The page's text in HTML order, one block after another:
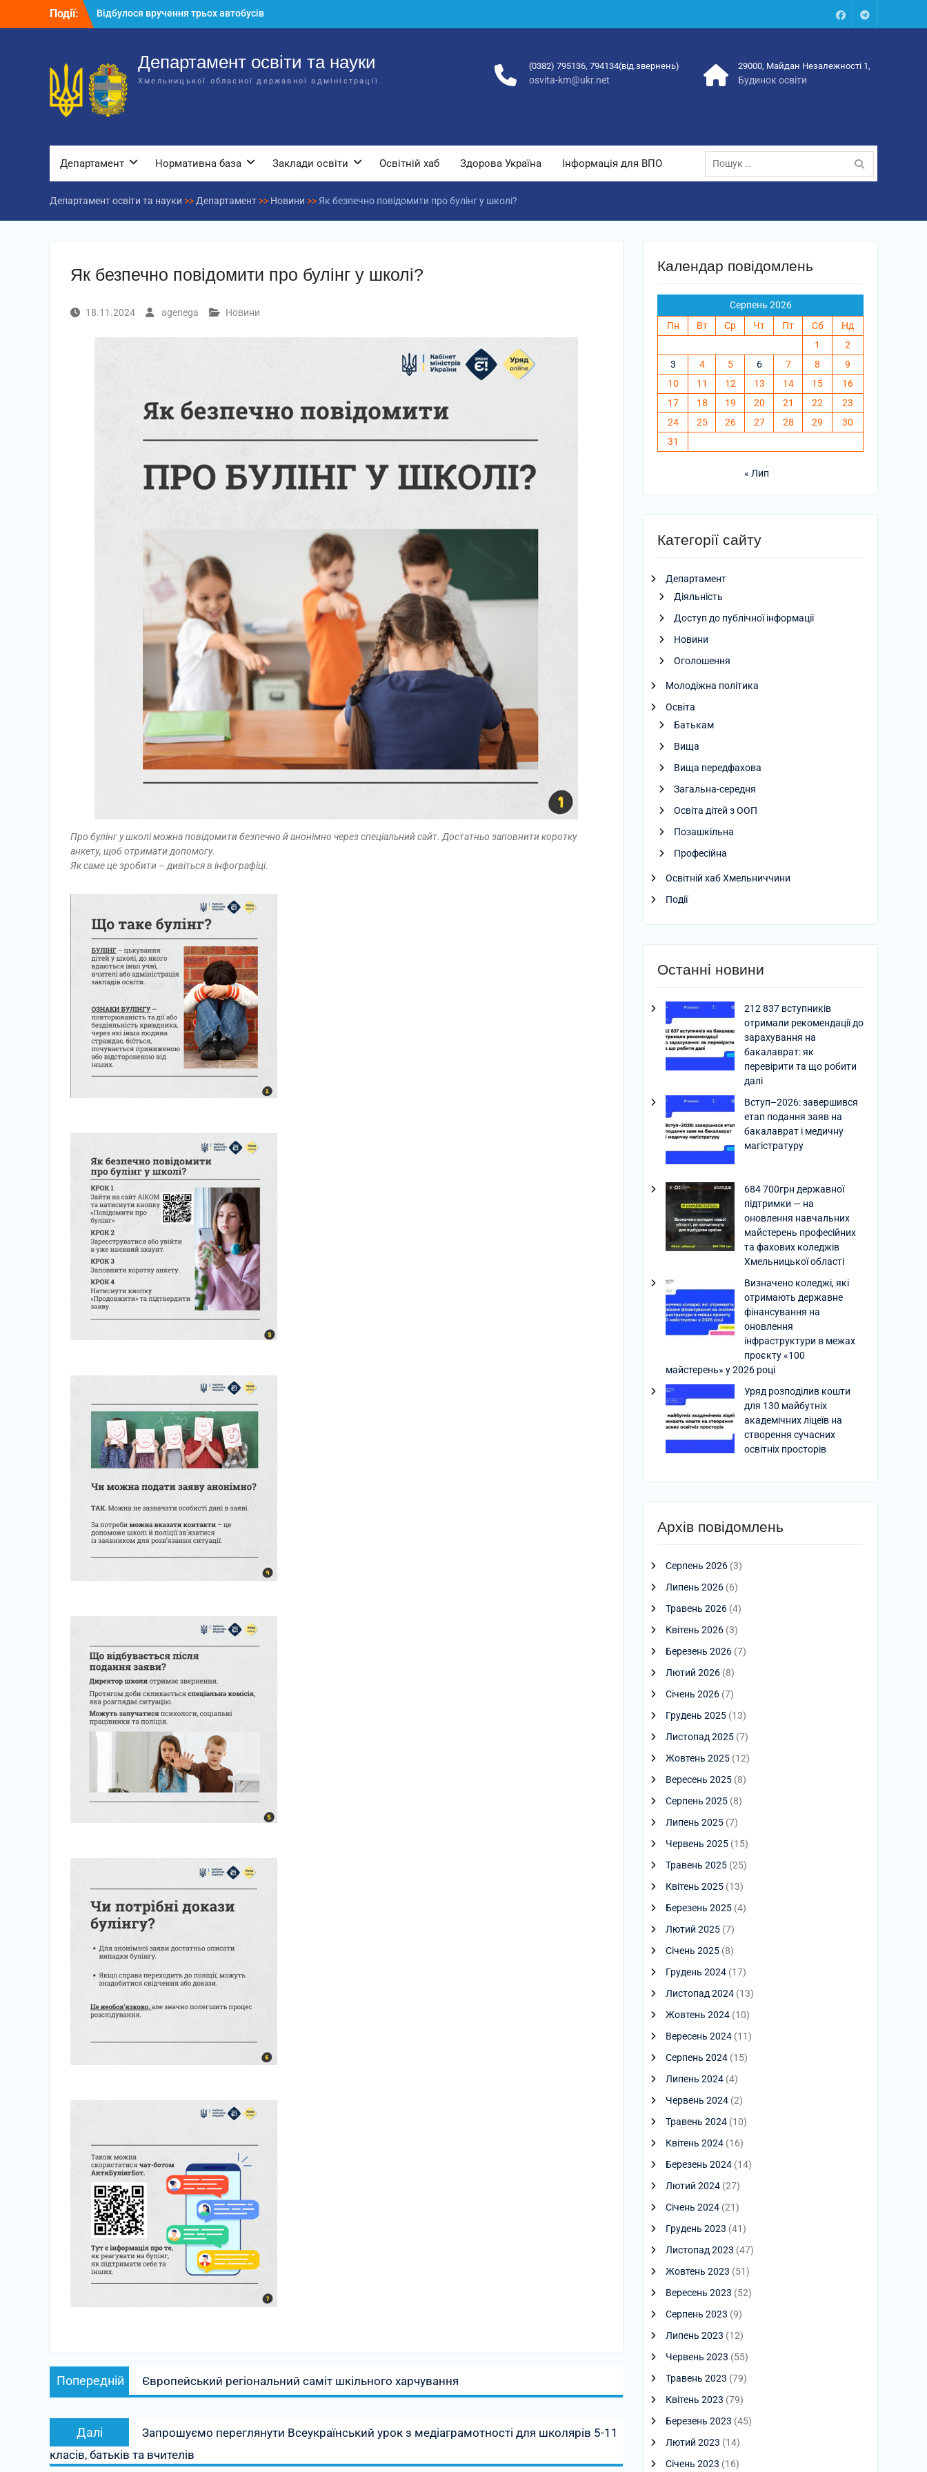
Події:
Відбулося засідання колегії
Департаменту освіти та науки обласної
Відбулась обласна нарада для
відповідальних за національно-
патріотичне виховання
FacebookTalegram
Департамент освіти та науки
Хмельницької обласної державної адміністрації
(0382) 795136, 794134(від.звернень)
osvita-km@ukr.net
29000, Майдан Незалежності 1,
Будинок освіти
Департамент Нормативна база Заклади освіти Освітній хаб Здорова Україна Інформація для ВПО
Пошук:
Департамент освіти та науки >> Департамент >> Новини >> Як безпечно повідомити про булінг у школі?
Як безпечно повідомити про булінг у школі?
18.11.2024 agenega Новини
Про булінг у школі можна повідомити безпечно й анонімно через спеціальний сайт. Достатньо заповнити коротку
анкету, щоб отримати допомогу.
Як саме це зробити – дивіться в інфографіці.
Навігація
записів
Попередній
запис:
Європейський регіональний саміт шкільного харчування
Далі
запис:
Запрошуємо переглянути Всеукраїнський урок з медіаграмотності для школярів 5-11
класів, батьків та вчителів
Календар повідомлень
Серпень 2026
Пн
Вт Ср Чт Пт Сб
Нд
1
2
3
4 5 6 7 8
9
10
11 12 13 14 15
16
17
18 19 20 21 22
23
24
25 26 27 28 29
30
31
« Лип
Категорії сайту
Департамент
Діяльність
Доступ до публічної інформації
Новини
Оголошення
Молодіжна політика
Освіта
Батькам
Вища
Вища передфахова
Загальна-середня
Освіта дітей з ООП
Позашкільна
Професійна
Освітній хаб Хмельниччини
Події
Останні новини
212 837 вступників
отримали рекомендації до
зарахування на
бакалаврат: як
перевірити та що робити
далі
Вступ–2026: завершився
етап подання заяв на
бакалаврат і медичну
магістратуру
684 700грн державної
підтримки — на
оновлення навчальних
майстерень професійних
та фахових коледжів
Хмельницької області
Визначено коледжі, які
отримають державне
фінансування на
оновлення
інфраструктури в межах
проєкту «100
майстерень» у 2026 році
Уряд розподілив кошти
для 130 майбутніх
академічних ліцеїв на
створення сучасних
освітніх просторів
Архів повідомлень
Серпень 2026 (3)
Липень 2026 (6)
Травень 2026 (4)
Квітень 2026 (3)
Березень 2026 (7)
Лютий 2026 (8)
Січень 2026 (7)
Грудень 2025 (13)
Листопад 2025 (7)
Жовтень 2025 (12)
Вересень 2025 (8)
Серпень 2025 (8)
Липень 2025 (7)
Червень 2025 (15)
Травень 2025 (25)
Квітень 2025 (13)
Березень 2025 (4)
Лютий 2025 (7)
Січень 2025 (8)
Грудень 2024 (17)
Листопад 2024 (13)
Жовтень 2024 (10)
Вересень 2024 (11)
Серпень 2024 (15)
Липень 2024 (4)
Червень 2024 (2)
Травень 2024 (10)
Квітень 2024 (16)
Березень 2024 (14)
Лютий 2024 (27)
Січень 2024 (21)
Грудень 2023 (41)
Листопад 2023 (47)
Жовтень 2023 (51)
Вересень 2023 (52)
Серпень 2023 (9)
Липень 2023 (12)
Червень 2023 (55)
Травень 2023 (79)
Квітень 2023 (79)
Березень 2023 (45)
Лютий 2023 (14)
Січень 2023 (16)